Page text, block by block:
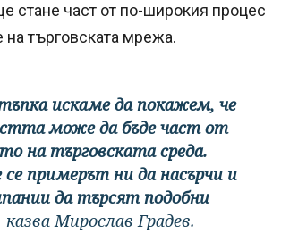
стане част от по-широкия процес
на търговската мрежа.
искаме да покажем, че
може да бъде част от
на търговската среда.
примерът ни да насърчи и
да търсят подобни
казва Мирослав Градев.